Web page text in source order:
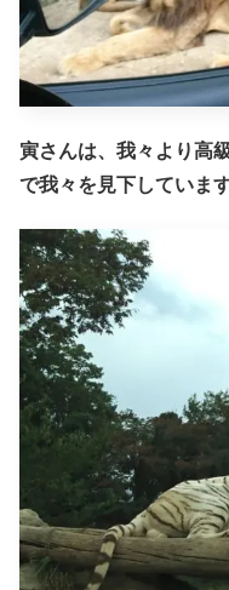
寅さんは、我々より高
で我々を見下しています